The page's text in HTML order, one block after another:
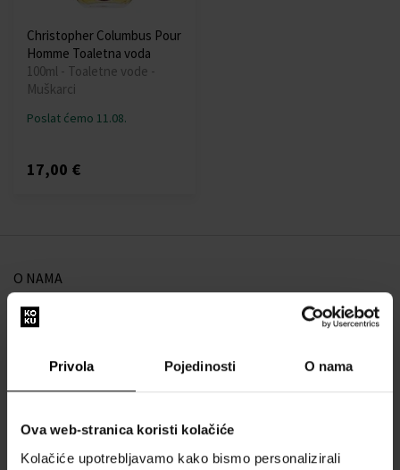
Privola Pojedinosti O nama
Ova web-stranica koristi kolačiće
Kolačiće upotrebljavamo kako bismo personalizirali
Christopher Columbus Pour
Homme Toaletna voda
100ml - Toaletne vode -
Muškarci
Poslat ćemo 11.08.
17,00 €
O NAMA
O nama
Kontakt
SVE O KUPNJI
Sustav vjernosti